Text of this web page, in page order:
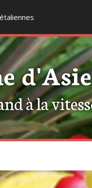
d'Asie
à la